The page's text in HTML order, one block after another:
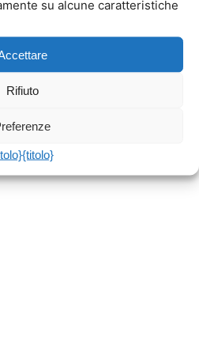
su alcune caratteristiche
Rifiuto
{titolo}